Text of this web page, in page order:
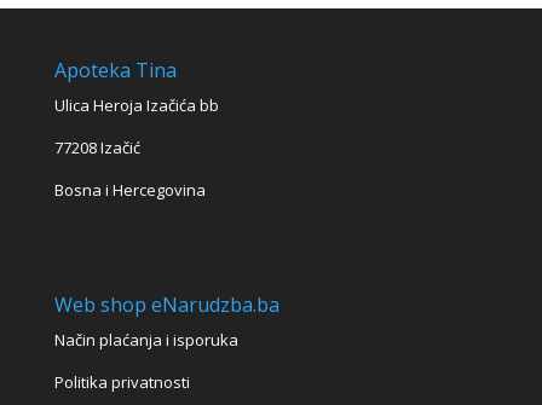
Apoteka Tina
Ulica Heroja Izačića bb
77208 Izačić
Bosna i Hercegovina
Web shop eNarudzba.ba
Način plaćanja i isporuka
Politika privatnosti